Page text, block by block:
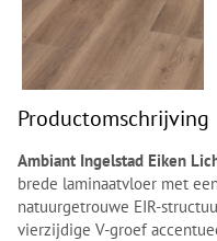
Productomschrijving
Ambiant Ingelstad Eiken
brede laminaatvloer met
natuurgetrouwe EIR-
vierzijdige V-groef